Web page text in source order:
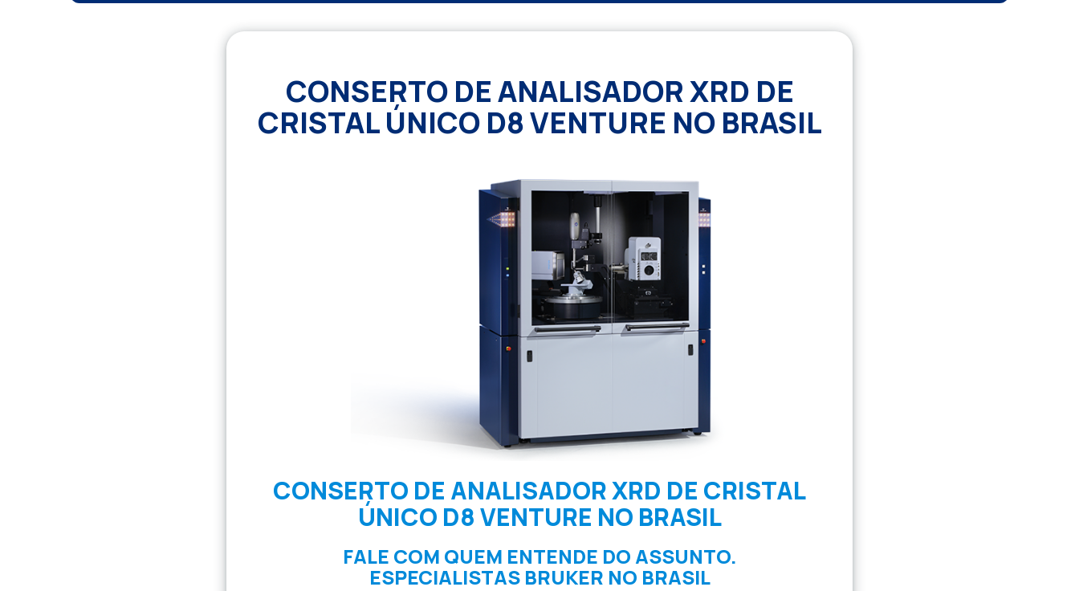
CONSERTO DE ANALISADOR XRD DE
CRISTAL ÚNICO D8 VENTURE NO BRASIL
CONSERTO DE ANALISADOR XRD DE CRISTAL
ÚNICO D8 VENTURE NO BRASIL
FALE COM QUEM ENTENDE DO ASSUNTO.
ESPECIALISTAS BRUKER NO BRASIL